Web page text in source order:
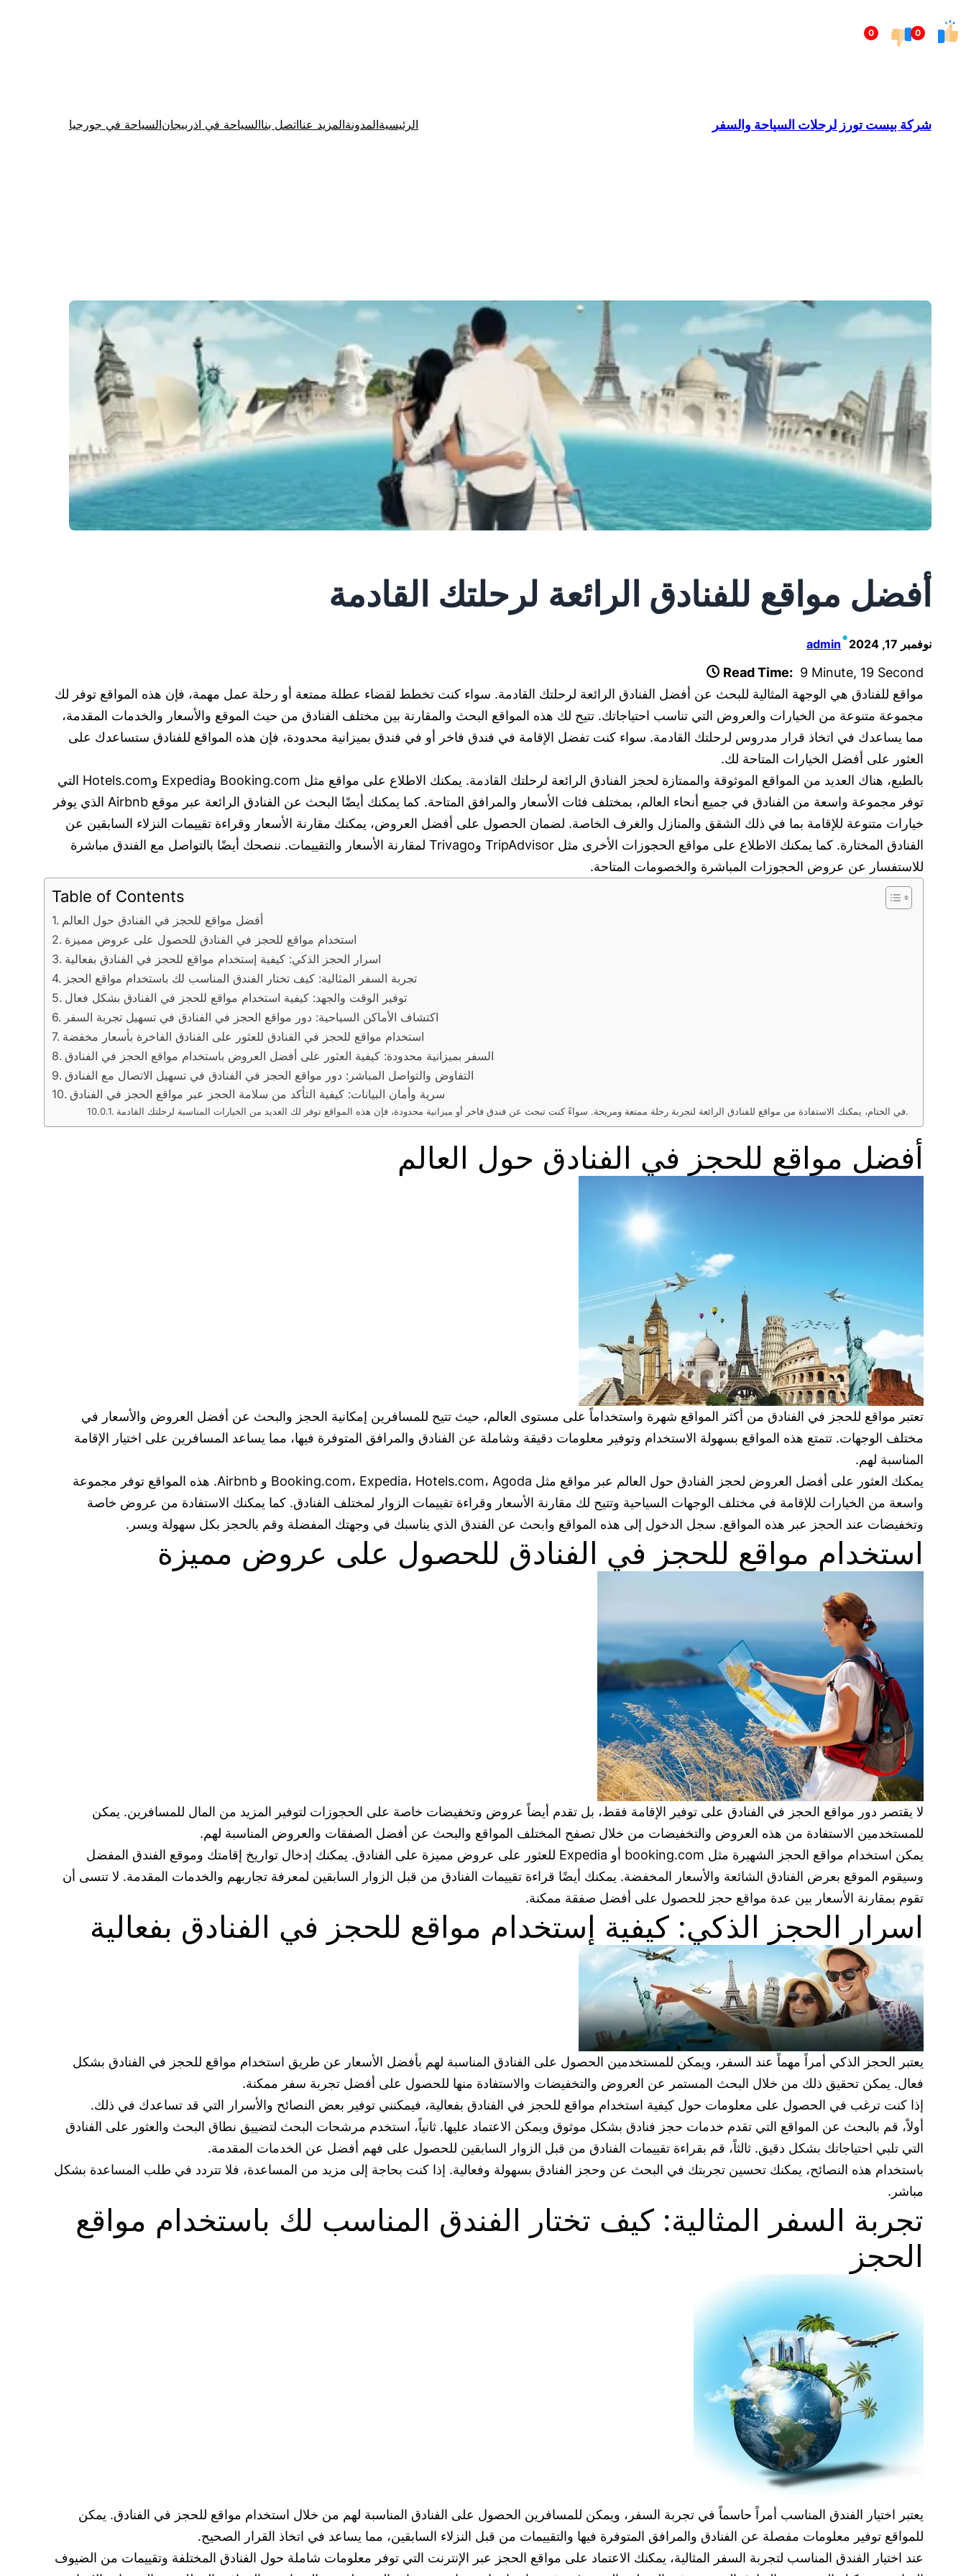
0
0إلى
شركة بيست تورز لرحلات السياحة والسفر الرئيسيةالمدونةالمزيد عنااتصل بناالسياحة في اذربيجانالسياحة في جورجيا
أفضل مواقع للفنادق الرائعة لرحلتك القادمة
نوفمبر 17, 2024 •
admin
Read Time: 9 Minute, 19 Second
مواقع للفنادق هي الوجهة المثالية للبحث عن أفضل الفنادق الرائعة لرحلتك القادمة. سواء كنت تخطط لقضاء عطلة ممتعة أو رحلة عمل مهمة، فإن هذه المواقع توفر لك
مجموعة متنوعة من الخيارات والعروض التي تناسب احتياجاتك. تتيح لك هذه المواقع البحث والمقارنة بين مختلف الفنادق من حيث الموقع والأسعار والخدمات المقدمة،
مما يساعدك في اتخاذ قرار مدروس لرحلتك القادمة. سواء كنت تفضل الإقامة في فندق فاخر أو في فندق بميزانية محدودة، فإن هذه المواقع للفنادق ستساعدك على
العثور على أفضل الخيارات المتاحة لك.
بالطبع، هناك العديد من المواقع الموثوقة والممتازة لحجز الفنادق الرائعة لرحلتك القادمة. يمكنك الاطلاع على مواقع مثل Booking.com وExpedia وHotels.com التي
توفر مجموعة واسعة من الفنادق في جميع أنحاء العالم، بمختلف فئات الأسعار والمرافق المتاحة. كما يمكنك أيضًا البحث عن الفنادق الرائعة عبر موقع Airbnb الذي يوفر
خيارات متنوعة للإقامة بما في ذلك الشقق والمنازل والغرف الخاصة. لضمان الحصول على أفضل العروض، يمكنك مقارنة الأسعار وقراءة تقييمات النزلاء السابقين عن
الفنادق المختارة. كما يمكنك الاطلاع على مواقع الحجوزات الأخرى مثل TripAdvisor وTrivago لمقارنة الأسعار والتقييمات. ننصحك أيضًا بالتواصل مع الفندق مباشرة
للاستفسار عن عروض الحجوزات المباشرة والخصومات المتاحة.
Table of Contents
أفضل مواقع للحجز في الفنادق حول العالم
استخدام مواقع للحجز في الفنادق للحصول على عروض مميزة
اسرار الحجز الذكي: كيفية إستخدام مواقع للحجز في الفنادق بفعالية
تجربة السفر المثالية: كيف تختار الفندق المناسب لك باستخدام مواقع الحجز
توفير الوقت والجهد: كيفية استخدام مواقع للحجز في الفنادق بشكل فعال
اكتشاف الأماكن السياحية: دور مواقع الحجز في الفنادق في تسهيل تجربة السفر
استخدام مواقع للحجز في الفنادق للعثور على الفنادق الفاخرة بأسعار مخفضة
السفر بميزانية محدودة: كيفية العثور على أفضل العروض باستخدام مواقع الحجز في الفنادق
التفاوض والتواصل المباشر: دور مواقع الحجز في الفنادق في تسهيل الاتصال مع الفنادق
سرية وأمان البيانات: كيفية التأكد من سلامة الحجز عبر مواقع الحجز في الفنادق
في الختام، يمكنك الاستفادة من مواقع للفنادق الرائعة لتجربة رحلة ممتعة ومريحة. سواءً كنت تبحث عن فندق فاخر أو ميزانية محدودة، فإن هذه المواقع توفر لك العديد من الخيارات المناسبة لرحلتك القادمة.
أفضل مواقع للحجز في الفنادق حول العالم
تعتبر مواقع للحجز في الفنادق من أكثر المواقع شهرة واستخداماً على مستوى العالم، حيث تتيح للمسافرين إمكانية الحجز والبحث عن أفضل العروض والأسعار في
مختلف الوجهات. تتمتع هذه المواقع بسهولة الاستخدام وتوفير معلومات دقيقة وشاملة عن الفنادق والمرافق المتوفرة فيها، مما يساعد المسافرين على اختيار الإقامة
المناسبة لهم.
يمكنك العثور على أفضل العروض لحجز الفنادق حول العالم عبر مواقع مثل Booking.com، Expedia، Hotels.com، Agoda و Airbnb. هذه المواقع توفر مجموعة
واسعة من الخيارات للإقامة في مختلف الوجهات السياحية وتتيح لك مقارنة الأسعار وقراءة تقييمات الزوار لمختلف الفنادق. كما يمكنك الاستفادة من عروض خاصة
وتخفيضات عند الحجز عبر هذه المواقع. سجل الدخول إلى هذه المواقع وابحث عن الفندق الذي يناسبك في وجهتك المفضلة وقم بالحجز بكل سهولة ويسر.
استخدام مواقع للحجز في الفنادق للحصول على عروض مميزة
لا يقتصر دور مواقع الحجز في الفنادق على توفير الإقامة فقط، بل تقدم أيضاً عروض وتخفيضات خاصة على الحجوزات لتوفير المزيد من المال للمسافرين. يمكن
للمستخدمين الاستفادة من هذه العروض والتخفيضات من خلال تصفح المختلف المواقع والبحث عن أفضل الصفقات والعروض المناسبة لهم.
يمكن استخدام مواقع الحجز الشهيرة مثل booking.com أو Expedia للعثور على عروض مميزة على الفنادق. يمكنك إدخال تواريخ إقامتك وموقع الفندق المفضل
وسيقوم الموقع بعرض الفنادق الشائعة والأسعار المخفضة. يمكنك أيضًا قراءة تقييمات الفنادق من قبل الزوار السابقين لمعرفة تجاربهم والخدمات المقدمة. لا تنسى أن
تقوم بمقارنة الأسعار بين عدة مواقع حجز للحصول على أفضل صفقة ممكنة.
اسرار الحجز الذكي: كيفية إستخدام مواقع للحجز في الفنادق بفعالية
يعتبر الحجز الذكي أمراً مهماً عند السفر، ويمكن للمستخدمين الحصول على الفنادق المناسبة لهم بأفضل الأسعار عن طريق استخدام مواقع للحجز في الفنادق بشكل
فعال. يمكن تحقيق ذلك من خلال البحث المستمر عن العروض والتخفيضات والاستفادة منها للحصول على أفضل تجربة سفر ممكنة.
إذا كنت ترغب في الحصول على معلومات حول كيفية استخدام مواقع للحجز في الفنادق بفعالية، فيمكنني توفير بعض النصائح والأسرار التي قد تساعدك في ذلك.
أولاً، قم بالبحث عن المواقع التي تقدم خدمات حجز فنادق بشكل موثوق ويمكن الاعتماد عليها. ثانياً، استخدم مرشحات البحث لتضييق نطاق البحث والعثور على الفنادق
التي تلبي احتياجاتك بشكل دقيق. ثالثاً، قم بقراءة تقييمات الفنادق من قبل الزوار السابقين للحصول على فهم أفضل عن الخدمات المقدمة.
باستخدام هذه النصائح، يمكنك تحسين تجربتك في البحث عن وحجز الفنادق بسهولة وفعالية. إذا كنت بحاجة إلى مزيد من المساعدة، فلا تتردد في طلب المساعدة بشكل
مباشر.
تجربة السفر المثالية: كيف تختار الفندق المناسب لك باستخدام مواقع
الحجز
يعتبر اختيار الفندق المناسب أمراً حاسماً في تجربة السفر، ويمكن للمسافرين الحصول على الفنادق المناسبة لهم من خلال استخدام مواقع للحجز في الفنادق. يمكن
للمواقع توفير معلومات مفصلة عن الفنادق والمرافق المتوفرة فيها والتقييمات من قبل النزلاء السابقين، مما يساعد في اتخاذ القرار الصحيح.
عند اختيار الفندق المناسب لتجربة السفر المثالية، يمكنك الاعتماد على مواقع الحجز عبر الإنترنت التي توفر معلومات شاملة حول الفنادق المختلفة وتقييمات من الضيوف